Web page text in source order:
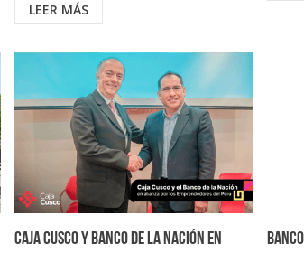
LEER MÁS
Caja Cusco y Banco de la Nación en